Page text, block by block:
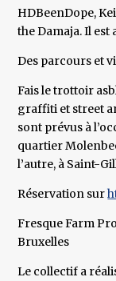
HDBeenDope,
the Damaja. Il est
Des parcours et
Fais le trottoir
graffiti et street
sont prévus à
quartier
l’autre, à Saint-
Réservation sur
Fresque Farm
Bruxelles
Le collectif a